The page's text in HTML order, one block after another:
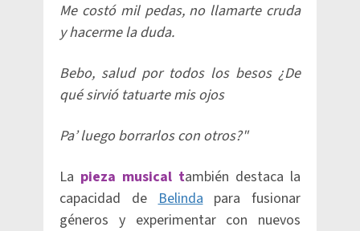
Me costó mil pedas, no llamarte cruda
y hacerme la duda.
Bebo, salud por todos los besos ¿De
qué sirvió tatuarte mis ojos
Pa’ luego borrarlos con otros?"
La pieza musical también destaca la
capacidad deBelindapara fusionar
géneros y experimentar con nuevos